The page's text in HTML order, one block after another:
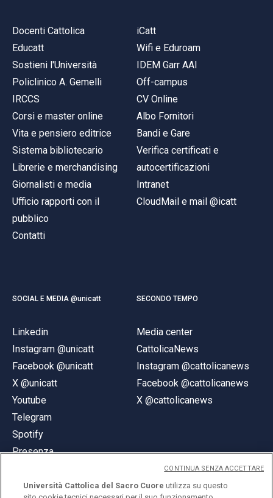
Docenti Cattolica
Educatt
Sostieni l'Università
Policlinico A. Gemelli
IRCCS
Corsi e master online
Vita e pensiero editrice
Sistema bibliotecario
Librerie e merchandising
Giornalisti e media
Ufficio rapporti con il
pubblico
Contatti
iCatt
Wifi e Eduroam
IDEM Garr AAI
Off-campus
CV Online
Albo Fornitori
Bandi e Gare
Verifica certificati e
autocertificazioni
Intranet
CloudMail e mail @icatt
SOCIAL E MEDIA @unicatt
Linkedin
Instagram @unicatt
Facebook @unicatt
X @unicatt
Youtube
Telegram
Spotify
Presenza
SECONDO TEMPO
Media center
CattolicaNews
Instagram @cattolicanews
Facebook @cattolicanews
X @cattolicanews
Università Cattolica del Sacro Cuore utilizza su questo
CONTINUA SENZA ACCETTARE